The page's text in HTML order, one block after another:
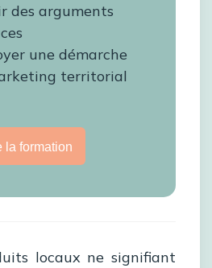
des arguments
une démarche
territorial
la formation
locaux ne signifiant